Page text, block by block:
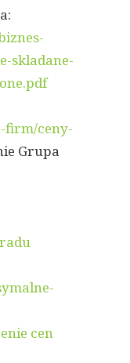
skladane-
firm/ceny-
Grupa
cen